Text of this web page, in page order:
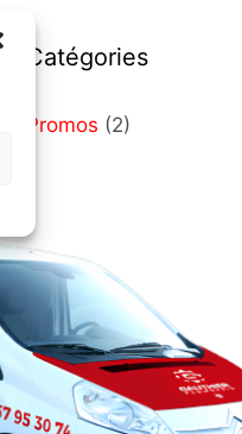
Catégories
Promos (2)